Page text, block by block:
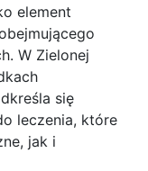
element
W Zielonej
się
leczenia, które
jak i